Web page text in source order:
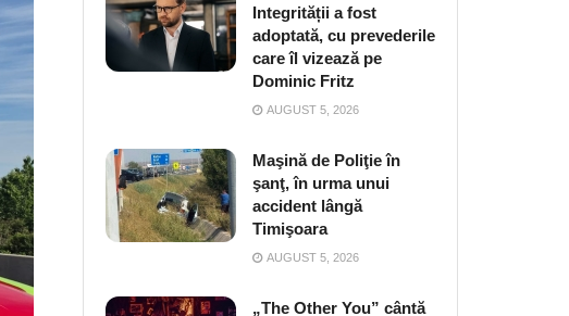
Integrității a fost
adoptată, cu prevederile
care îl vizează pe
Dominic Fritz
AUGUST 5, 2026
Maşină de Poliţie în
şanţ, în urma unui
accident lângă
Timişoara
AUGUST 5, 2026
„The Other You” cântă